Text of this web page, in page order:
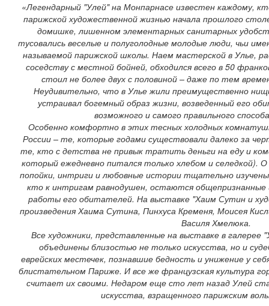
«Легендарный "Улей" на Монпарнасе известен каждому,
парижской художественной жизнью начала прошлого
домишке, лишенном элементарных санитарных
тусовались веселые и полуголодные молодые люди, чьи
называемой парижской школы. Наем мастерской в Улье,
соседству с местной бойней, обходился всего в 50
стоил не более двух с половиной – даже по тем
Неудивительно, что в Улье жили преимущественно
устраивал богемный образ жизни, возведенный его
возможного и самого правильного
Особенно комфортно в этих тесных холодных
России – те, которые годами существовали далеко за
те, кто с детства не привык тратить деньги на еду и
который ежедневно питался только хлебом и селедкой).
попойки, интриги и любовные истории тщательно
кто к интригам равнодушен, остаются
работы его обитателей. На выставке "Хаим Сутин и
произведения Хаима Сутина, Пинхуса Кременя, Моисея
Василя Хмелюка.
Все художники, представленные на выставке в галерее
объединены близостью не только искусства, но и
еврейских местечек, познавшие бедность и унижение у
блистательном Париже. И все же французская культура
считает их своими. Недаром еще сто лет назад Улей
искусства, взращенного парижским